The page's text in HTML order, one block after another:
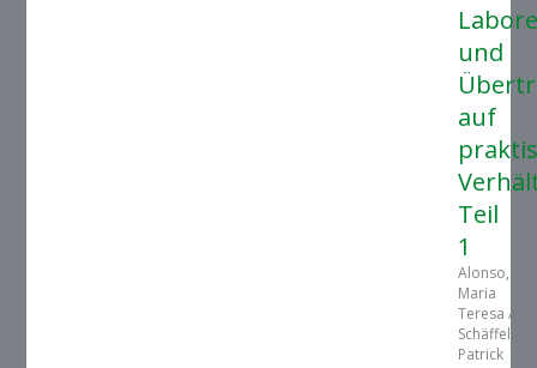
und
auf
Teil
1
Alonso,
Maria
Teresa /
Schäffel,
Patrick